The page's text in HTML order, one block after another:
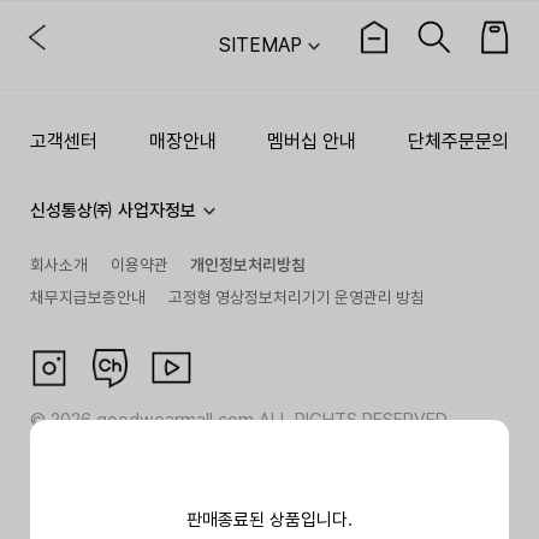
판매종료된 상품입니다.
SITEMAP
고객센터 매장안내 멤버십 안내 단체주문문의
신성통상㈜ 사업자정보
회사소개 이용약관
개인정보처리방침
채무지급보증안내
고정형 영상정보처리기기 운영관리 방침
©2026goodwearmall.com ALL RIGHTS RESERVED